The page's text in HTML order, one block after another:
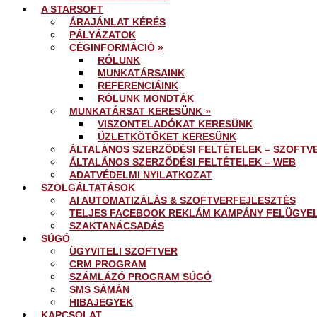
A STARSOFT
ÁRAJÁNLAT KÉRÉS
PÁLYÁZATOK
CÉGINFORMÁCIÓ »
RÓLUNK
MUNKATÁRSAINK
REFERENCIÁINK
RÓLUNK MONDTÁK
MUNKATÁRSAT KERESÜNK »
VISZONTELADÓKAT KERESÜNK
ÜZLETKÖTŐKET KERESÜNK
ÁLTALÁNOS SZERZŐDÉSI FELTÉTELEK –
ÁLTALÁNOS SZERZŐDÉSI FELTÉTELEK – WEB
ADATVÉDELMI NYILATKOZAT
SZOLGÁLTATÁSOK
AI AUTOMATIZÁLÁS & SZOFTVERFEJLESZTÉS
TELJES FACEBOOK REKLÁM KAMPÁNY
SZAKTANÁCSADÁS
SÚGÓ
ÜGYVITELI SZOFTVER
CRM PROGRAM
SZÁMLÁZÓ PROGRAM SÚGÓ
SMS SÁMÁN
HIBAJEGYEK